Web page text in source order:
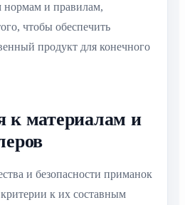
нормам и правилам,
чтобы обеспечить
продукт для конечного
к материалам и
и безопасности приманок
к их составным